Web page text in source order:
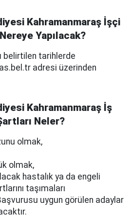
Kahramanmaraş İşçi
Yapılacak?
belirtilen tarihlerde
adresi üzerinden
Kahramanmaraş İş
Neler?
olmak,
olmak,
hastalık ya da engeli
taşımaları
uygun görülen adaylar